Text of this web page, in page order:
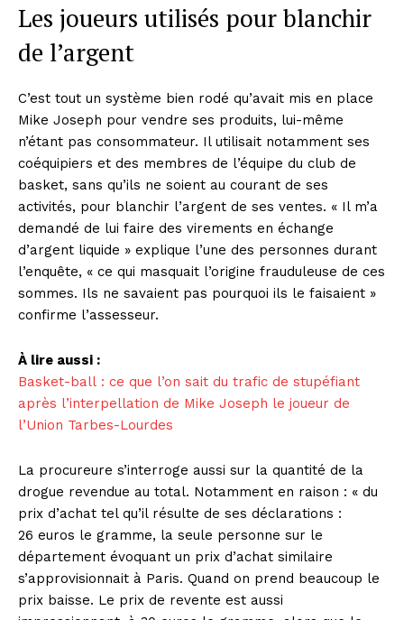
Les joueurs utilisés pour blanchir
de l’argent
C’est tout un système bien rodé qu’avait mis en place
Mike Joseph pour vendre ses produits, lui-même
n’étant pas consommateur. Il utilisait notamment ses
coéquipiers et des membres de l’équipe du club de
basket, sans qu’ils ne soient au courant de ses
activités, pour blanchir l’argent de ses ventes. « Il m’a
demandé de lui faire des virements en échange
d’argent liquide » explique l’une des personnes durant
l’enquête, « ce qui masquait l’origine frauduleuse de ces
sommes. Ils ne savaient pas pourquoi ils le faisaient »
confirme l’assesseur.
À lire aussi :
Basket-ball : ce que l’on sait du trafic de stupéfiant
après l’interpellation de Mike Joseph le joueur de
l’Union Tarbes-Lourdes
La procureure s’interroge aussi sur la quantité de la
drogue revendue au total. Notamment en raison : « du
prix d’achat tel qu’il résulte de ses déclarations :
26 euros le gramme, la seule personne sur le
département évoquant un prix d’achat similaire
s’approvisionnait à Paris. Quand on prend beaucoup le
prix baisse. Le prix de revente est aussi